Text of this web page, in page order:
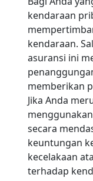
kendaraan
kendaraan.
asuransi ini
memberikan
Jika Anda
secara
keuntungan
kecelakaan
terhadap